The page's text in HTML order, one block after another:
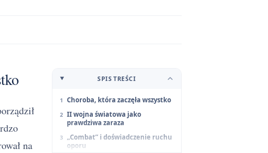
SPIS TREŚCI
Choroba, która zaczęła wszystko
II wojna światowa jako
prawdziwa zaraza
„Combat” i doświadczenie ruchu
oporu
na